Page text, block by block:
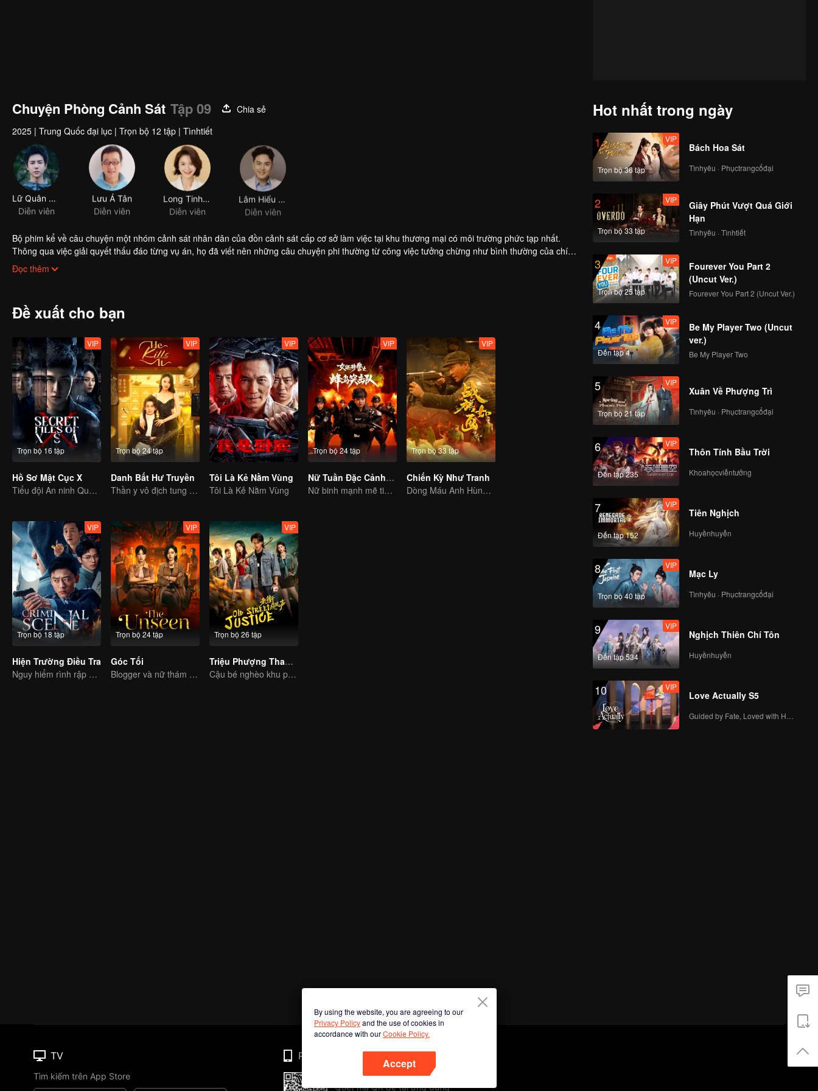
Chuyện Phòng Cảnh Sát Tập 09
Chia sẻ
2025 | Trung Quốc đại lục | Trọn bộ 12 tập | Tìnhtiết
Lữ Quân Phong
Diễn viên
Lưu Á Tân
Diễn viên
Diễn viên
Diễn viên
Bộ phim kể về câu chuyện một nhóm cảnh sát nhân dân của đồn cảnh sát cấp cơ sở làm việc tại khu thương mại có môi trường phức tạp nhất.
Thông qua việc giải quyết thấu đáo từng vụ án, họ đã viết nên những câu chuyện phi thường từ công việc tưởng chừng như bình thường của chính
họ.
Đọc thêm
Đề xuất cho bạn
Trọn bộ 16 tập
VIP
Hồ Sơ Mật Cục X
Tiểu đội An ninh Quốc gia đập tan âm mưu gián điệp
Trọn bộ 24 tập
VIP
Danh Bất Hư Truyền
Thần y vô địch tung hoành thiên hạ
VIP
Tôi Là Kẻ Nằm Vùng
Tôi Là Kẻ Nằm Vùng
Trọn bộ 24 tập
VIP
Nữ Tuần Đặc Cảnh: Đội Đột Kích Chim Ruồi
Nữ binh mạnh mẽ tiêu diệt tội ác
Trọn bộ 33 tập
VIP
Chiến Kỳ Như Tranh
Dòng Máu Anh Hùng: Huyết Chiến Triều Tiên Bảo Vệ Quê Hương
Trọn bộ 18 tập
VIP
Hiện Trường Điều Tra
Nguy hiểm rình rập quanh ta
Trọn bộ 24 tập
VIP
Góc Tối
Blogger và nữ thám tử phá chuỗi án ly kỳ Đông Nam Á
Trọn bộ 26 tập
VIP
Triệu Phượng Thanh Ở Phố Cũ
Cậu bé nghèo khu phố cổ hóa thân thành anh hùng
Hot nhất trong ngày
1
Trọn bộ 36 tập
VIP
Bách Hoa Sát
Tìnhyêu · Phụctrangcổđại
2
Trọn bộ 33 tập
VIP
Giây Phút Vượt Quá Giới
Hạn
Tìnhyêu · Tìnhtiết
3
Trọn bộ 25 tập
VIP
Fourever You Part 2
(Uncut Ver.)
Fourever You Part 2 (Uncut Ver.)
4
Đến tập 4
VIP
Be My Player Two (Uncut
ver.)
Be My Player Two
5
Trọn bộ 21 tập
VIP
Xuân Về Phượng Trì
Tìnhyêu · Phụctrangcổđại
6
Đến tập 235
VIP
Thôn Tính Bầu Trời
Khoahọcviễntưởng
7
Đến tập 152
VIP
Tiên Nghịch
Huyềnhuyễn
8
Trọn bộ 40 tập
VIP
Mạc Ly
Tìnhyêu · Phụctrangcổđại
9
Đến tập 534
VIP
Nghịch Thiên Chí Tôn
Huyềnhuyễn
10 VIP
Love Actually S5
By using the website, you are agreeing to our
Privacy Policyand the use of cookies in
accordance with ourCookie Policy.
Accept
TV
Tìm kiếm trên App Store
Phone
Quét mã QR để tải ứng dụng